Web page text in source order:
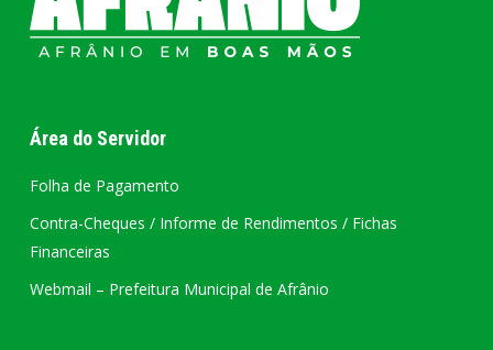
Área do Servidor
Folha de Pagamento
Contra-Cheques / Informe de Rendimentos / Fichas
Financeiras
Webmail – Prefeitura Municipal de Afrânio